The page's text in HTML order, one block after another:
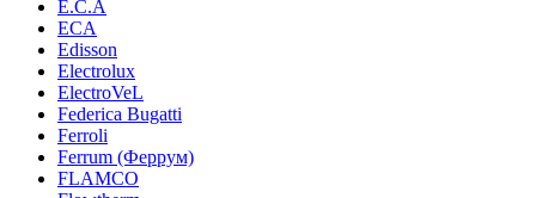
E.C.A
ECA
Edisson
Electrolux
ElectroVeL
Federica Bugatti
Ferroli
Ferrum (Феррум)
FLAMCO